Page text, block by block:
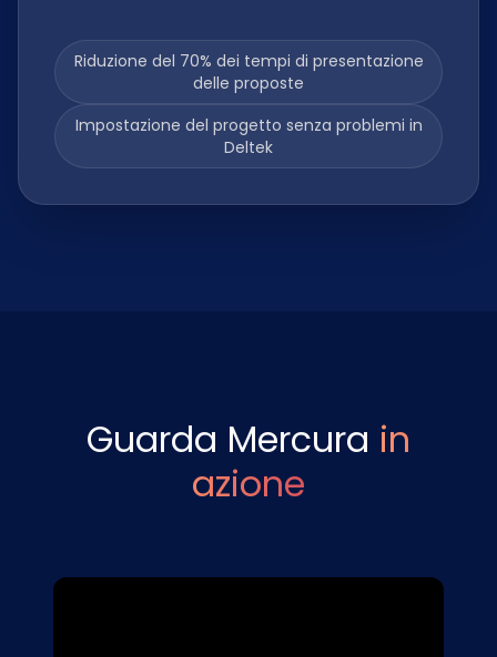
Riduzione del 70% dei tempi di presentazione
delle proposte
Impostazione del progetto senza problemi in
Deltek
Guarda Mercura in
azione